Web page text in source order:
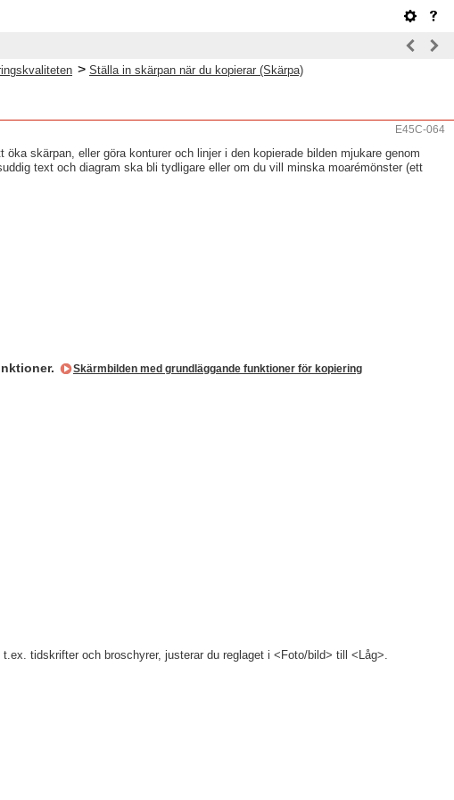
> Ställa in skärpan när du kopierar (Skärpa)
E45C-064
skärpan, eller göra konturer och linjer i den kopierade bilden mjukare genom
text och diagram ska bli tydligare eller om du vill minska moarémönster (ett
Skärmbilden med grundläggande funktioner för kopiering
tidskrifter och broschyrer, justerar du reglaget i <Foto/bild> till <Låg>.